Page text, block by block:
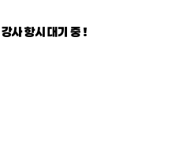
사 항시 대기 중 !